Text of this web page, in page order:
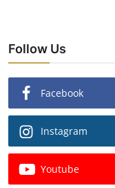
Follow Us
Facebook
Instagram
Youtube